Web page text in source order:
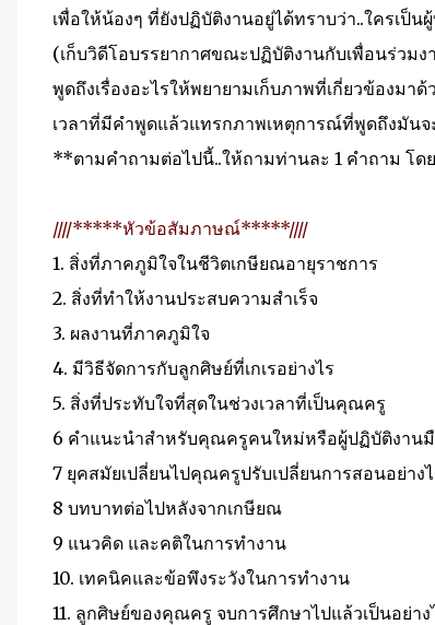
เพื่อให้น้องๆ ที่ยังปฏิบัติงานอยู่ได้ทราบว่า..ใครเป็น
(เก็บวิดีโอบรรยากาศขณะปฏิบัติงานกับเพื่อนร่วม
พูดถึงเรื่องอะไรให้พยายามเก็บภาพที่เกี่ยวข้องมาด้
เวลาที่มีคำพูดแล้วแทรกภาพเหตุการณ์ที่พูดถึงมัน
**ตามคำถามต่อไปนี้..ให้ถามท่านละ 1 คำถาม โดย
////*****หัวข้อสัมภาษณ์*****////
1. สิ่งที่ภาคภูมิใจในชีวิตเกษียณอายุราชการ
2. สิ่งที่ทำให้งานประสบความสำเร็จ
3. ผลงานที่ภาคภูมิใจ
4. มีวิธีจัดการกับลูกศิษย์ที่เกเรอย่างไร
5. สิ่งที่ประทับใจที่สุดในช่วงเวลาที่เป็นคุณครู
6 คำแนะนำสำหรับคุณครูคนใหม่หรือผู้ปฏิบัติงาน
7 ยุคสมัยเปลี่ยนไปคุณครูปรับเปลี่ยนการสอนอย่า
8 บทบาทต่อไปหลังจากเกษียณ
9 แนวคิด และคติในการทำงาน
10. เทคนิคและข้อพึงระวังในการทำงาน
11. ลูกศิษย์ของคุณครู จบการศึกษาไปแล้วเป็นอย่าง